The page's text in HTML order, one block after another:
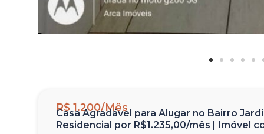
R$ 1.200/Mês
Casa Agradável para Alugar no Bairro
Residencial por R$1.235,00/mês | Imóvel